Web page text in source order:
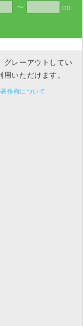
〜 cm
グレーアウトしてい
いただけます。
作権について